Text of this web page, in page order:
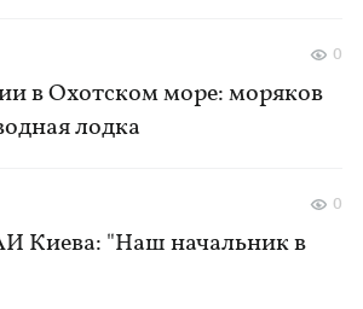
в Охотском море: моряков
лодка
0
Киева: "Наш начальник в
0